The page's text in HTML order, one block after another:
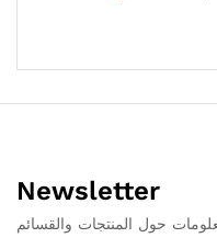
Newsletter
حول المنتجات والقسائم